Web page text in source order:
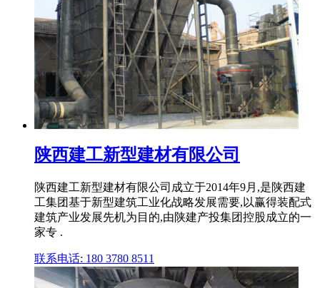
陕西建工新型建材有限公司
陕西建工新型建材有限公司成立于2014年9月,是陕西建
工集团基于新型建筑工业化战略发展需要,以赢得装配式
建筑产业发展先机为目的,由陕建产投集团控股成立的一
家专 .
联系电话: 180 3780 8511